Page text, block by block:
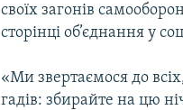
своїх загонів
сторінці об’єднання у
«Ми звертаємося до
гадів: збирайте на цю